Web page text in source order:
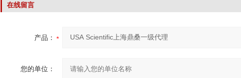
在线留言
产品：
您的单位：